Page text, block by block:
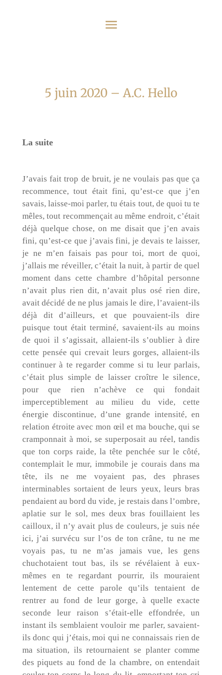
5 juin 2020 – A.C. Hello
La suite
J’avais fait trop de bruit, je ne voulais pas que ça
recommence, tout était fini, qu’est-ce que j’en
savais, laisse-moi parler, tu étais tout, de quoi tu te
mêles, tout recommençait au même endroit, c’était
déjà quelque chose, on me disait que j’en avais
fini, qu’est-ce que j’avais fini, je devais te laisser,
je ne m’en faisais pas pour toi, mort de quoi,
j’allais me réveiller, c’était la nuit, à partir de quel
moment dans cette chambre d’hôpital personne
n’avait plus rien dit, n’avait plus osé rien dire,
avait décidé de ne plus jamais le dire, l’avaient-ils
déjà dit d’ailleurs, et que pouvaient-ils dire
puisque tout était terminé, savaient-ils au moins
de quoi il s’agissait, allaient-ils s’oublier à dire
cette pensée qui crevait leurs gorges, allaient-ils
continuer à te regarder comme si tu leur parlais,
c’était plus simple de laisser croître le silence,
pour que rien n’achève ce qui fondait
imperceptiblement au milieu du vide, cette
énergie discontinue, d’une grande intensité, en
relation étroite avec mon œil et ma bouche, qui se
cramponnait à moi, se superposait au réel, tandis
que ton corps raide, la tête penchée sur le côté,
contemplait le mur, immobile je courais dans ma
tête, ils ne me voyaient pas, des phrases
interminables sortaient de leurs yeux, leurs bras
pendaient au bord du vide, je restais dans l’ombre,
aplatie sur le sol, mes deux bras fouillaient les
cailloux, il n’y avait plus de couleurs, je suis née
ici, j’ai survécu sur l’os de ton crâne, tu ne me
voyais pas, tu ne m’as jamais vue, les gens
chuchotaient tout bas, ils se révélaient à eux-
mêmes en te regardant pourrir, ils mouraient
lentement de cette parole qu’ils tentaient de
rentrer au fond de leur gorge, à quelle exacte
seconde leur raison s’était-elle effondrée, un
instant ils semblaient vouloir me parler, savaient-
ils donc qui j’étais, moi qui ne connaissais rien de
ma situation, ils retournaient se planter comme
des piquets au fond de la chambre, on entendait